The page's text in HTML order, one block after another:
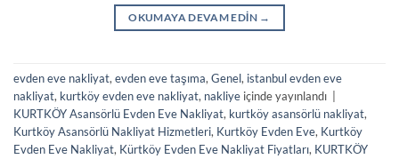
OKUMAYA DEVAM EDIN →
evden eve nakliyat,evden eve taşıma,Genel, istanbul evden eve
nakliyat, kurtköy evden eve nakliyat, nakliye içinde yayınlandı
KURTKÖY Asansörlü Evden Eve Nakliyat, kurtköy asansörlü nakliyat,
Kurtköy Asansörlü Nakliyat Hizmetleri, Kurtköy Evden Eve, Kurtköy
Evden Eve Nakliyat, Kürtköy Evden Eve Nakliyat Fiyatları, KURTKÖY